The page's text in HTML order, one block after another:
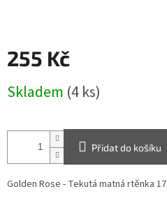
255 Kč
cena:
Skladem (4 ks)
Přidat do košíku
Golden Rose - Tekutá matná rtěnka 17